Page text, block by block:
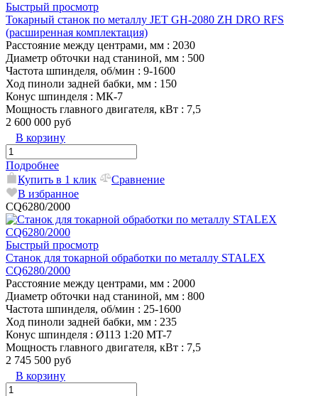
Быстрый просмотр
Токарный станок по металлу JET GH-2080 ZH DRO RFS
(расширенная комплектация)
Расстояние между центрами, мм : 2030
Диаметр обточки над станиной, мм : 500
Частота шпинделя, об/мин : 9-1600
Ход пиноли задней бабки, мм : 150
Конус шпинделя : МК-7
Мощность главного двигателя, кВт : 7,5
2 600 000 руб
В корзину
Подробнее
Купить в 1 клик
Сравнение
В избранное
CQ6280/2000
Быстрый просмотр
Станок для токарной обработки по металлу STALEX
CQ6280/2000
Расстояние между центрами, мм : 2000
Диаметр обточки над станиной, мм : 800
Частота шпинделя, об/мин : 25-1600
Ход пиноли задней бабки, мм : 235
Конус шпинделя : Ø113 1:20 MT-7
Мощность главного двигателя, кВт : 7,5
2 745 500 руб
В корзину